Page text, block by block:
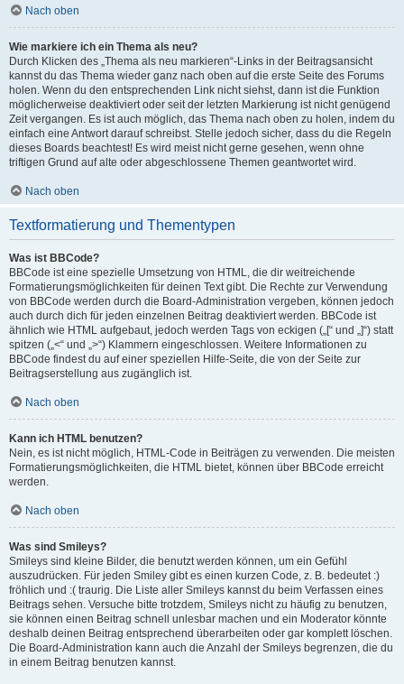
Nach oben
Wie markiere ich ein Thema als neu?
Durch Klicken des „Thema als neu markieren“-Links in der Beitragsansicht
kannst du das Thema wieder ganz nach oben auf die erste Seite des Forums
holen. Wenn du den entsprechenden Link nicht siehst, dann ist die Funktion
möglicherweise deaktiviert oder seit der letzten Markierung ist nicht genügend
Zeit vergangen. Es ist auch möglich, das Thema nach oben zu holen, indem du
einfach eine Antwort darauf schreibst. Stelle jedoch sicher, dass du die Regeln
dieses Boards beachtest! Es wird meist nicht gerne gesehen, wenn ohne
triftigen Grund auf alte oder abgeschlossene Themen geantwortet wird.
Nach oben
Textformatierung und Thementypen
Was ist BBCode?
BBCode ist eine spezielle Umsetzung von HTML, die dir weitreichende
Formatierungsmöglichkeiten für deinen Text gibt. Die Rechte zur Verwendung
von BBCode werden durch die Board-Administration vergeben, können jedoch
auch durch dich für jeden einzelnen Beitrag deaktiviert werden. BBCode ist
ähnlich wie HTML aufgebaut, jedoch werden Tags von eckigen („[“ und „]“) statt
spitzen („<“ und „>“) Klammern eingeschlossen. Weitere Informationen zu
BBCode findest du auf einer speziellen Hilfe-Seite, die von der Seite zur
Beitragserstellung aus zugänglich ist.
Nach oben
Kann ich HTML benutzen?
Nein, es ist nicht möglich, HTML-Code in Beiträgen zu verwenden. Die meisten
Formatierungsmöglichkeiten, die HTML bietet, können über BBCode erreicht
werden.
Nach oben
Was sind Smileys?
Smileys sind kleine Bilder, die benutzt werden können, um ein Gefühl
auszudrücken. Für jeden Smiley gibt es einen kurzen Code, z. B. bedeutet :)
fröhlich und :( traurig. Die Liste aller Smileys kannst du beim Verfassen eines
Beitrags sehen. Versuche bitte trotzdem, Smileys nicht zu häufig zu benutzen,
sie können einen Beitrag schnell unlesbar machen und ein Moderator könnte
deshalb deinen Beitrag entsprechend überarbeiten oder gar komplett löschen.
Die Board-Administration kann auch die Anzahl der Smileys begrenzen, die du
in einem Beitrag benutzen kannst.